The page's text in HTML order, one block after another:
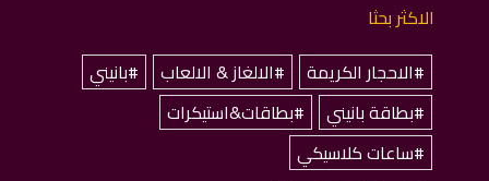
الاكثر بحثا
#الاحجار الكريمة
#الالغاز & الالعاب
#بانيني
#بطاقة بانيني
#بطاقات&استيكرات
#ساعات كلاسيكي